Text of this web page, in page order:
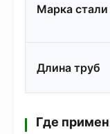
Марка стали
Длина труб
Где